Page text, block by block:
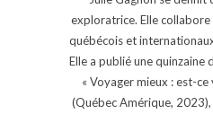
exploratrice. Elle
québécois et
Elle a publié une quinzaine
« Voyager mieux : est-
(Québec Amérique,